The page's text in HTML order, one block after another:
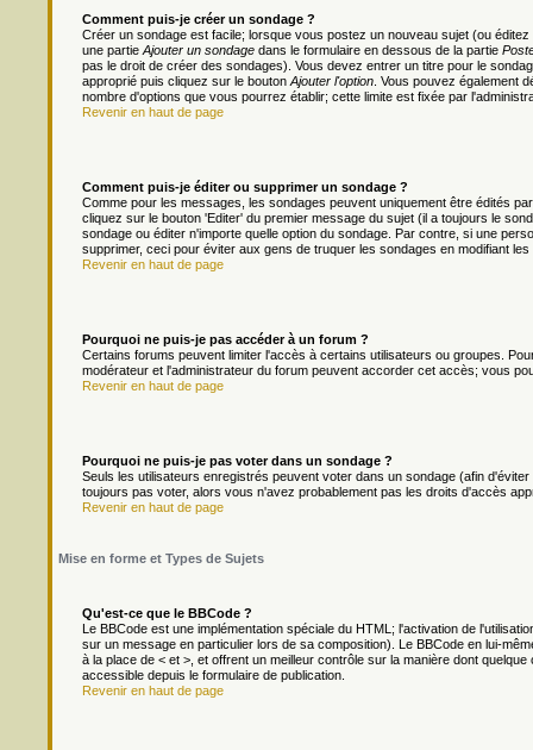
Comment puis-je créer un sondage ?
Créer un sondage est facile; lorsque vous postez un nouveau sujet (ou
une partie Ajouter un sondage dans le formulaire en dessous de la partie
pas le droit de créer des sondages). Vous devez entrer un titre pour le
approprié puis cliquez sur le bouton Ajouter l'option . Vous pouvez également
nombre d'options que vous pourrez établir; cette limite est fixée par
Revenir en haut de page
Comment puis-je éditer ou supprimer un sondage ?
Comme pour les messages, les sondages peuvent uniquement être édités
cliquez sur le bouton 'Editer' du premier message du sujet (il a toujours le
sondage ou éditer n'importe quelle option du sondage. Par contre, si une
supprimer, ceci pour éviter aux gens de truquer les sondages en modifiant
Revenir en haut de page
Pourquoi ne puis-je pas accéder à un forum ?
Certains forums peuvent limiter l'accès à certains utilisateurs ou groupes.
modérateur et l'administrateur du forum peuvent accorder cet accès; vous
Revenir en haut de page
Pourquoi ne puis-je pas voter dans un sondage ?
Seuls les utilisateurs enregistrés peuvent voter dans un sondage (afin
toujours pas voter, alors vous n'avez probablement pas les droits d'accès
Revenir en haut de page
Mise en forme et Types de Sujets
Qu'est-ce que le BBCode ?
Le BBCode est une implémentation spéciale du HTML; l'activation de
sur un message en particulier lors de sa composition). Le BBCode en lui-
à la place de < et >, et offrent un meilleur contrôle sur la manière dont
accessible depuis le formulaire de publication.
Revenir en haut de page